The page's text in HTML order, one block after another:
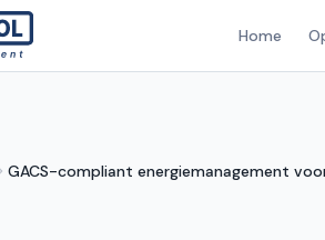
Home
GACS-compliant energiemanagement